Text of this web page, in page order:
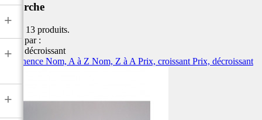
+
+
+
Fourche
Il y a 13 produits.
Trier par :
Prix, décroissant
Pertinence Nom, A à Z Nom, Z à A Prix, croissant Prix, décroissant